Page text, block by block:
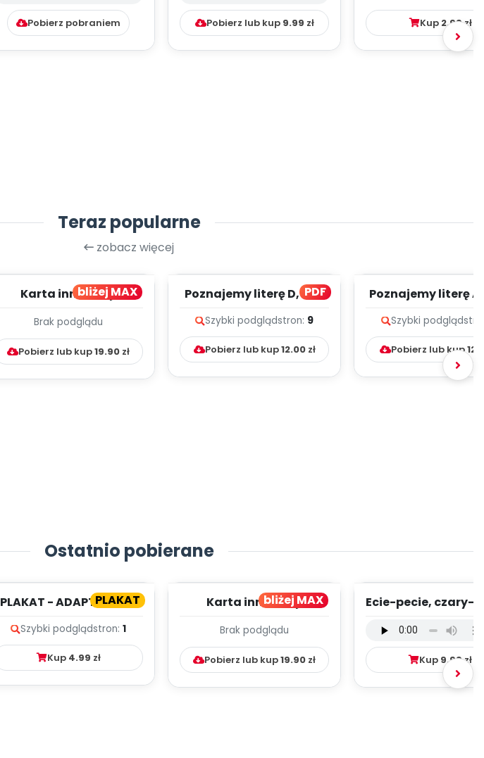
Pobierz pobraniem Pobierz lub kup 9.99 zł Kup 2.99zł
Teraz popularne
zobacz więcej
bliżej MAX
Karta innowacji
Kumpelkowo
Brak podglądu
Pobierz lub kup19.90 zł
PDF
Poznajemy literę D, cz. 1
Szybki podglądstron: 9
Pobierz lub kup12.00zł
Poznajemy literę A,
Szybki podgląd
Pobierz lub kup
Ostatnio pobierane
PLAKAT
PLAKAT - ADAPTACJA -
Szybki podglądstron: 1
Kup 4.99 zł
bliżej MAX
Karta innowacji
Kumpelkowo
Brak podglądu
Pobierz lub kup19.90 zł
Ecie-pecie, czary-
mp3)
Kup 9.99zł